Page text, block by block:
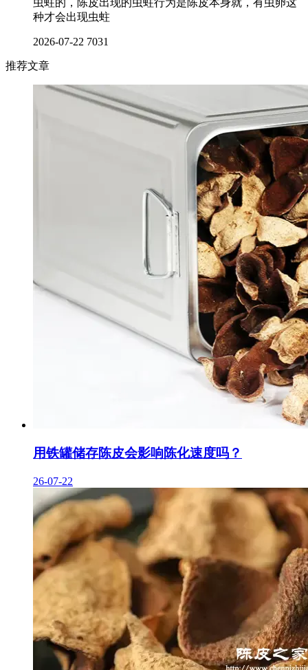
虫蛀的，陈皮出现的虫蛀行为是陈皮本身就，有虫卵这
种才会出现虫蛀
2026-07-22 7031
推荐文章
用铁罐储存陈皮会影响陈化速度吗？
26-07-22